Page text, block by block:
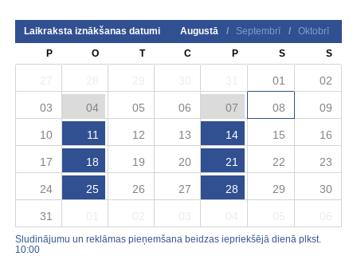
Laikraksta iznākšanas datumi Augustā / Septembrī /
Oktobrī
P
O T C P S S
01 02
03 04 05 06 07 08 09
10 11 12 13 14 15 16
17 18 19 20 21 22 23
24 25 26 27 28 29 30
31
Sludinājumu un reklāmas pieņemšana beidzas iepriekšējā dienā plkst.
10:00